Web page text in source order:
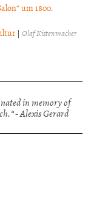
um 1800.
|Olaf Kistenmacher
in memory of
- Alexis Gerard